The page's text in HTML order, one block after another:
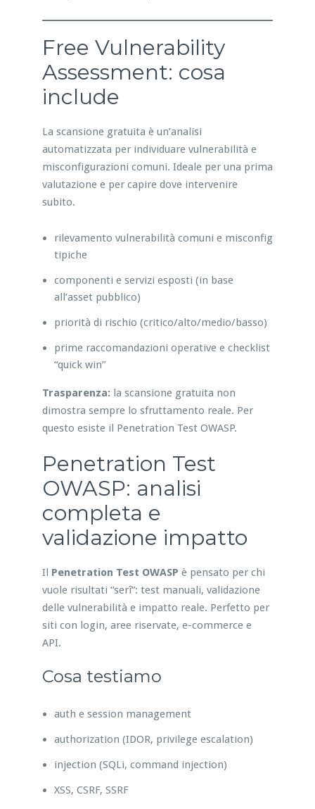
Free Vulnerability
Assessment: cosa
include
La scansione gratuita è un’analisi
automatizzata per individuare vulnerabilità e
misconfigurazioni comuni. Ideale per una prima
valutazione e per capire dove intervenire
subito.
rilevamento vulnerabilità comuni e misconfig
tipiche
componenti e servizi esposti (in base
all’asset pubblico)
priorità di rischio (critico/alto/medio/basso)
prime raccomandazioni operative e checklist
“quick win”
Trasparenza: la scansione gratuita non
dimostra sempre lo sfruttamento reale. Per
questo esiste il Penetration Test OWASP.
Penetration Test
OWASP: analisi
completa e
validazione impatto
Il Penetration Test OWASP è pensato per chi
vuole risultati “serî”: test manuali, validazione
delle vulnerabilità e impatto reale. Perfetto per
siti con login, aree riservate, e-commerce e
API.
Cosa testiamo
auth e session management
authorization (IDOR, privilege escalation)
injection (SQLi, command injection)
XSS, CSRF, SSRF